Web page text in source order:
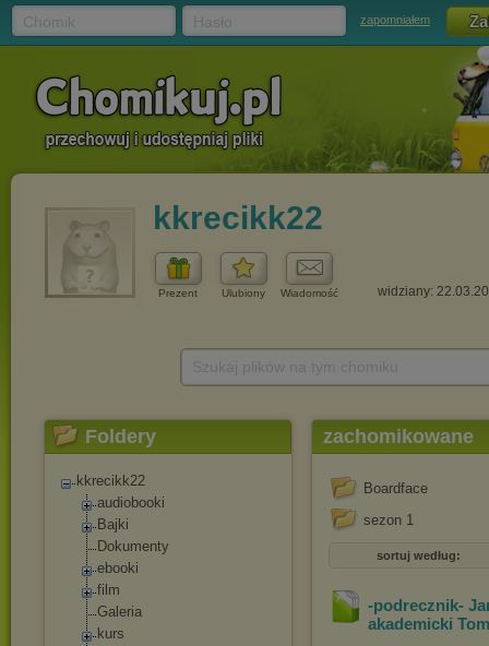
zapomniałem
kkrecikk22
Prezent Ulubiony Wiadomość widziany:
Foldery
kkrecikk22
audiobooki
Bajki
Dokumenty
ebooki
film
Galeria
kurs
zachomikowane
Boardface
sezon 1
sortuj według:
-podrecznik-
akademicki